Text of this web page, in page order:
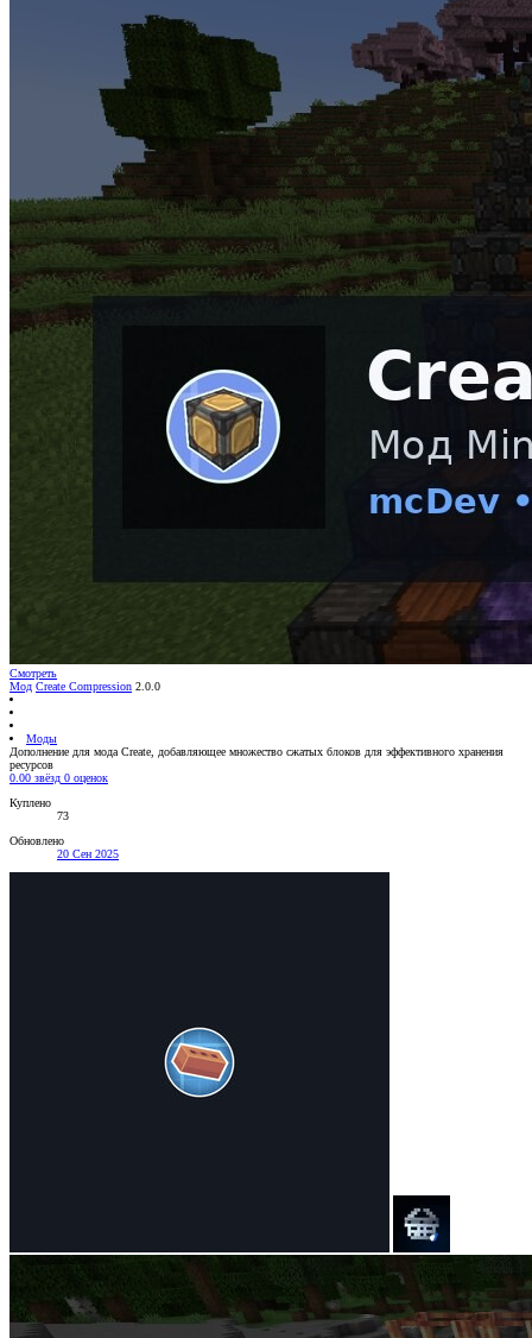
Смотреть
Мод Create Compression 2.0.0
Моды
Дополнение для мода Create, добавляющее множество сжатых блоков для эффективного хранения
ресурсов
0.00 звёзд 0 оценок
Куплено
73
Обновлено
20 Сен 2025